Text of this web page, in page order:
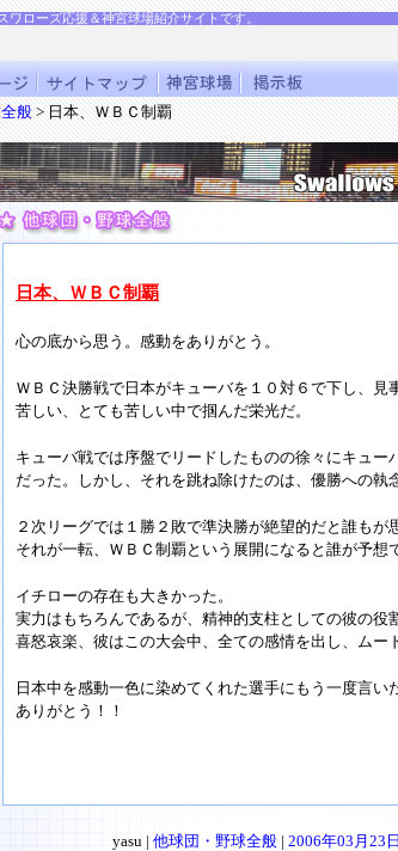
ワローズ応援＆神宮球場紹介サイトです。
般> 日本、ＷＢＣ制覇
日本、ＷＢＣ制覇
心の底から思う。感動をありがとう。
ＷＢＣ決勝戦で日本がキューバを１０対６で下し、見
苦しい、とても苦しい中で掴んだ栄光だ。
キューバ戦では序盤でリードしたものの徐々にキュー
だった。しかし、それを跳ね除けたのは、優勝への執
２次リーグでは１勝２敗で準決勝が絶望的だと誰もが
それが一転、ＷＢＣ制覇という展開になると誰が予想
イチローの存在も大きかった。
実力はもちろんであるが、精神的支柱としての彼の役
喜怒哀楽、彼はこの大会中、全ての感情を出し、ムー
日本中を感動一色に染めてくれた選手にもう一度言い
ありがとう！！
yasu | 他球団・野球全般| 2006年03月23日